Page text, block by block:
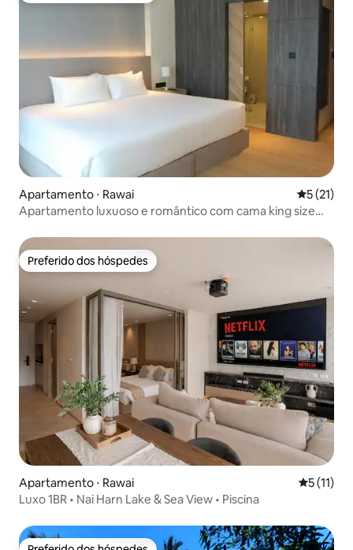
Apartamento ⋅ Rawai 5 de uma
5 (21)
Apartamento luxuoso e romântico com cama king size
para crianças | Academia
Preferido dos hóspedes
Preferido dos hóspedes
Apartamento ⋅ Rawai 5 de uma
5 (11)
Luxo 1BR • Nai Harn Lake & Sea View • Piscina